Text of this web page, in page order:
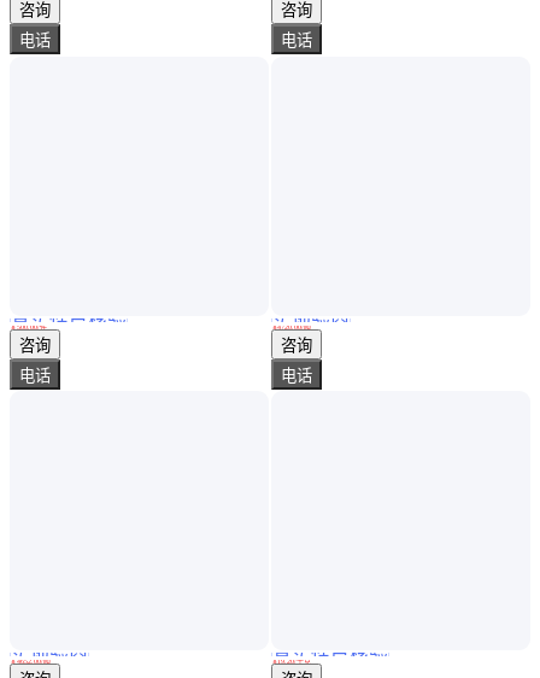
咨询
电话
中频弯管 大弧度管件 大口径中频热煨弯管加工 耐腐蚀 切割定制
真实性已核验
￥500.00/件
河北沧州
咨询
电话
不腐蚀 耐用 Q345 40Cr冷拔方钢 生产货期短 鑫泽
实地验商
￥4652.00/吨
黑龙江哈尔滨
咨询
电话
质量达标 1310 Q355热轧扁钢 直线度好 一应俱全
实地验商
￥4720 .00/吨
山东聊城
咨询
电话
S550QL1高强度直缝焊接钢管 品质优先 可塑性好
真实性已核验
￥19 .20/千克
江苏无锡